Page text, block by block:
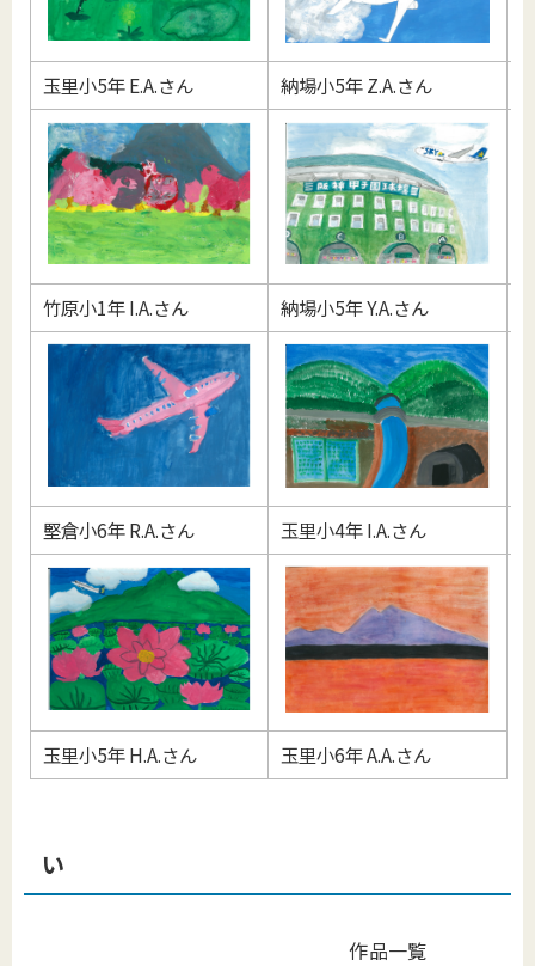
玉里小5年 E.A.さん 納場小5年 Z.A.さん
竹原小1年 I.A.さん 納場小5年 Y.A.さん
堅倉小6年 R.A.さん 玉里小4年 I.A.さん
玉里小5年 H.A.さん 玉里小6年 A.A.さん
い
作品一覧